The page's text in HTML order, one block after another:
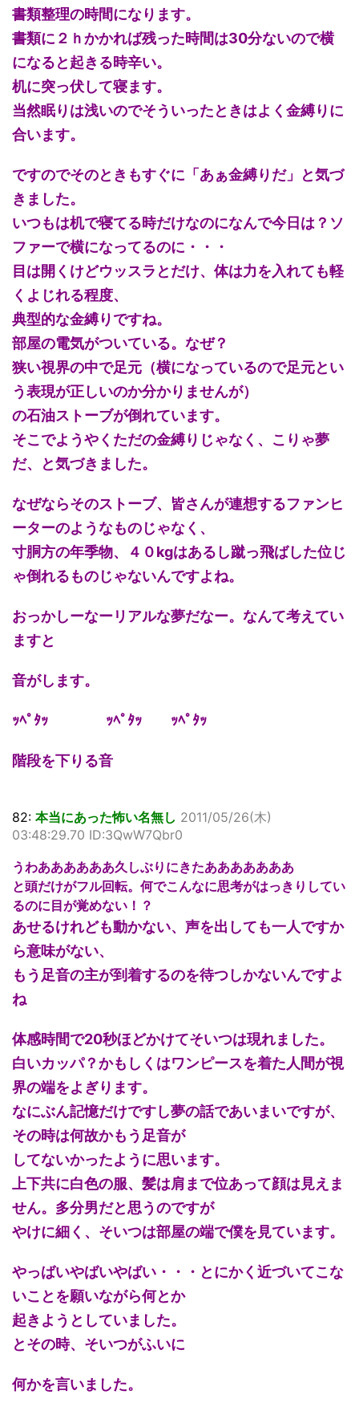
書類整理の時間になります。
書類に２ｈかかれば残った時間は30分ないので横
になると起きる時辛い。
机に突っ伏して寝ます。
当然眠りは浅いのでそういったときはよく金縛りに
合います。
ですのでそのときもすぐに「あぁ金縛りだ」と気づ
きました。
いつもは机で寝てる時だけなのになんで今日は？ソ
ファーで横になってるのに・・・
目は開くけどウッスラとだけ、体は力を入れても軽
くよじれる程度、
典型的な金縛りですね。
部屋の電気がついている。なぜ？
狭い視界の中で足元（横になっているので足元とい
う表現が正しいのか分かりませんが）
の石油ストーブが倒れています。
そこでようやくただの金縛りじゃなく、こりゃ夢
だ、と気づきました。
なぜならそのストーブ、皆さんが連想するファンヒ
ーターのようなものじゃなく、
寸胴方の年季物、４０kgはあるし蹴っ飛ばした位じ
ゃ倒れるものじゃないんですよね。
おっかしーなーリアルな夢だなー。なんて考えてい
ますと
音がします。
ｯﾍﾟﾀｯ ｯﾍﾟﾀｯ ｯﾍﾟﾀｯ
階段を下りる音
82: 本当にあった怖い名無し 2011/05/26(木)
03:48:29.70 ID:3QwW7Qbr0
うわああああああ久しぶりにきたあああああああ
と頭だけがフル回転。何でこんなに思考がはっきりしてい
るのに目が覚めない！？
あせるけれども動かない、声を出しても一人ですか
ら意味がない、
もう足音の主が到着するのを待つしかないんですよ
ね
体感時間で20秒ほどかけてそいつは現れました。
白いカッパ？かもしくはワンピースを着た人間が視
界の端をよぎります。
なにぶん記憶だけですし夢の話であいまいですが、
その時は何故かもう足音が
してないかったように思います。
上下共に白色の服、髪は肩まで位あって顔は見えま
せん。多分男だと思うのですが
やけに細く、そいつは部屋の端で僕を見ています。
やっばいやばいやばい・・・とにかく近づいてこな
いことを願いながら何とか
起きようとしていました。
とその時、そいつがふいに
何かを言いました。